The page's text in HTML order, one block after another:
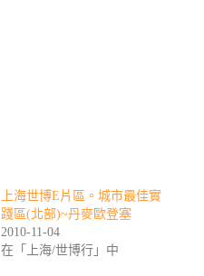
上海世博E片區。城市最佳實
踐區(北部)~丹麥歐登塞
2010-11-04
在「上海/世博行」中